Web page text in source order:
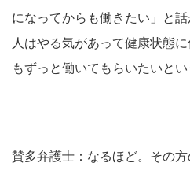
になってからも働きたい」と
人はやる気があって健康状態
もずっと働いてもらいたいとい
賛多弁護士：なるほど。その